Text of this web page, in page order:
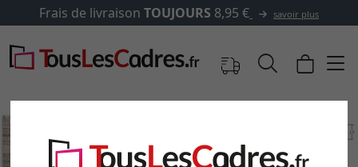
Frais de livraison TOUJOURS 8,95 € savoir plus